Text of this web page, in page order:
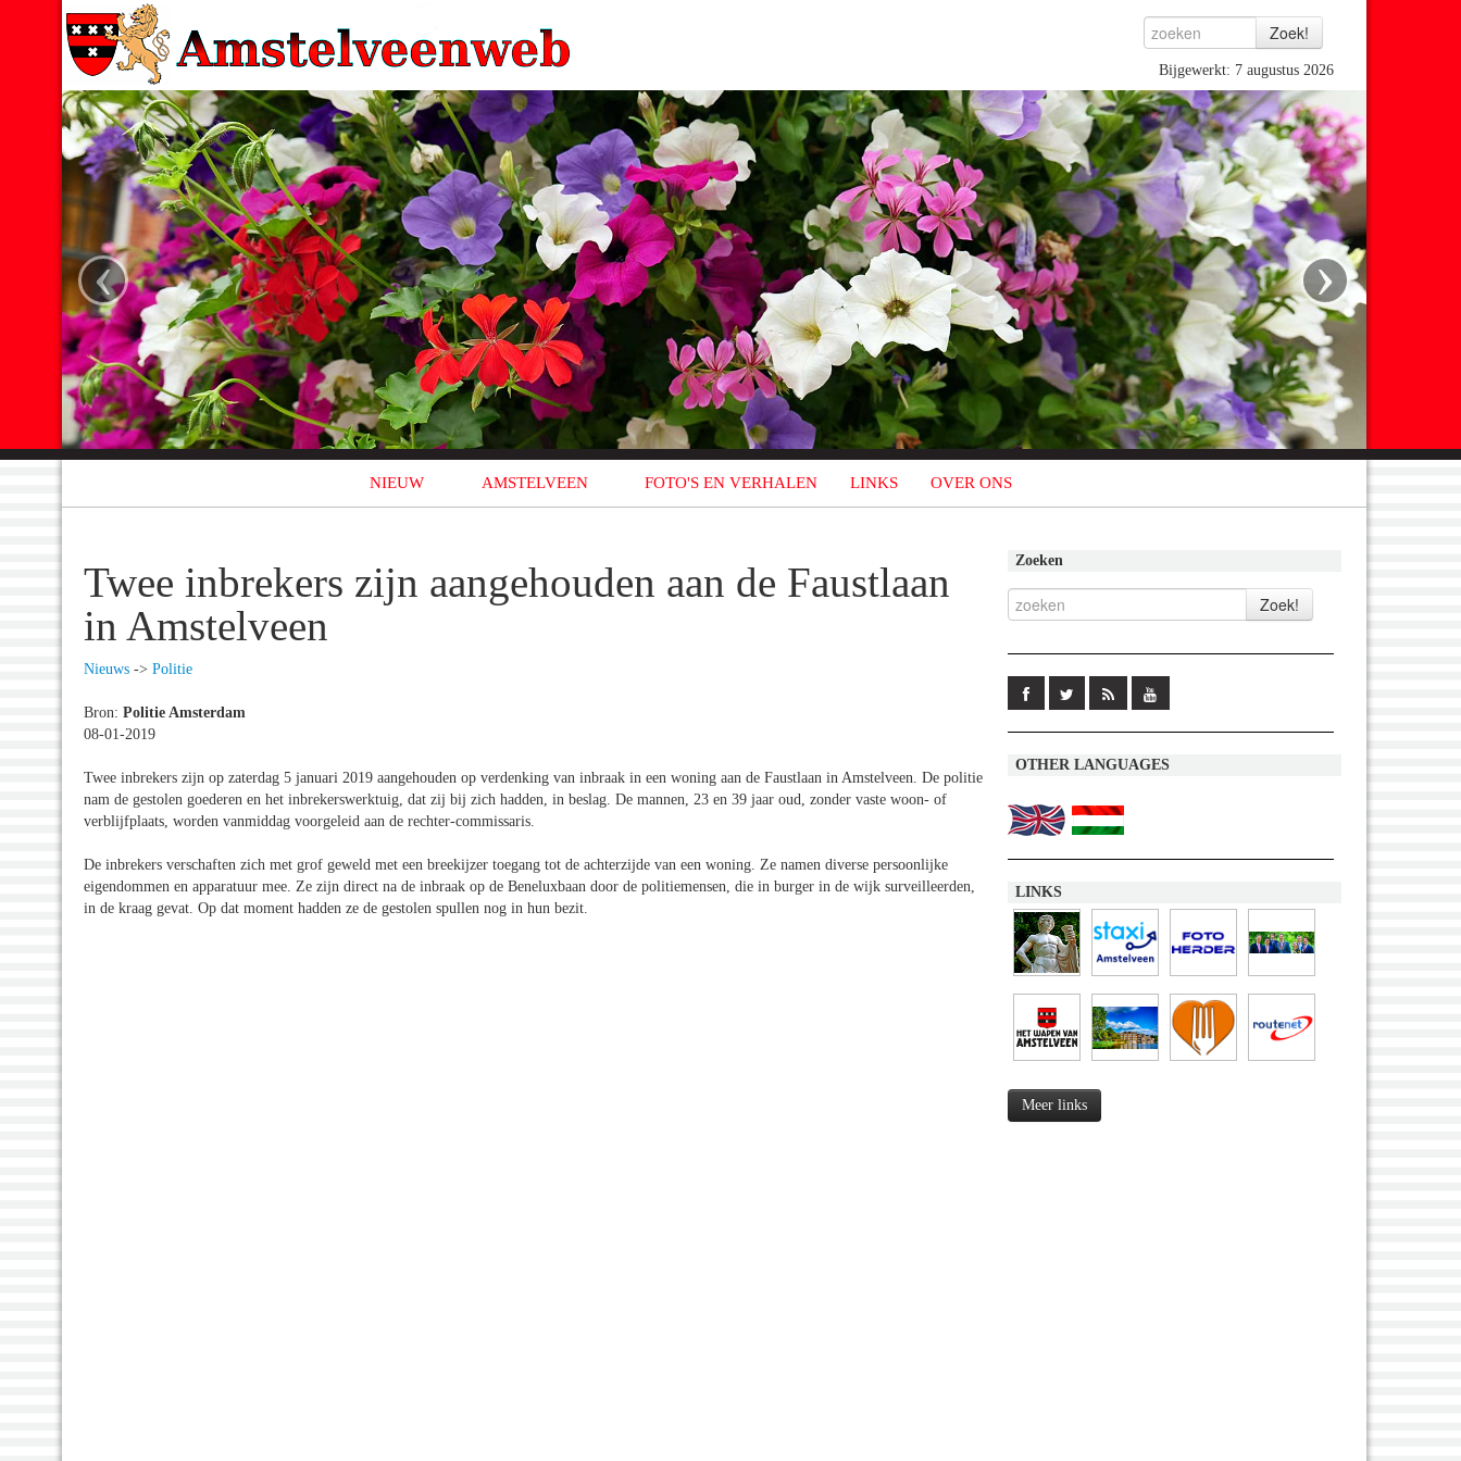
Bijgewerkt: 7 augustus 2026
‹ ›
NIEUW AMSTELVEEN FOTO'S EN VERHALEN LINKS OVER ONS
Twee inbrekers zijn aangehouden aan de Faustlaan
in Amstelveen
Nieuws -> Politie
Bron: Politie Amsterdam
08-01-2019
Twee inbrekers zijn op zaterdag 5 januari 2019 aangehouden op verdenking van inbraak in een woning aan de Faustlaan in Amstelveen. De politie
nam de gestolen goederen en het inbrekerswerktuig, dat zij bij zich hadden, in beslag. De mannen, 23 en 39 jaar oud, zonder vaste woon- of
verblijfplaats, worden vanmiddag voorgeleid aan de rechter-commissaris.
De inbrekers verschaften zich met grof geweld met een breekijzer toegang tot de achterzijde van een woning. Ze namen diverse persoonlijke
eigendommen en apparatuur mee. Ze zijn direct na de inbraak op de Beneluxbaan door de politiemensen, die in burger in de wijk surveilleerden,
in de kraag gevat. Op dat moment hadden ze de gestolen spullen nog in hun bezit.
Zoeken
OTHER LANGUAGES
LINKS
Meer links